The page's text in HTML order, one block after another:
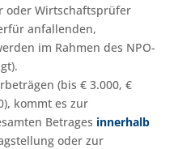
oder Wirtschaftsprüfer
anfallenden,
im Rahmen des NPO-
(bis € 3.000, €
kommt es zur
Betrages innerhalb
oder zur